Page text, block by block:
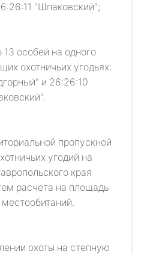
"Шпаковский";
особей на одного
охотничьих угодьях:
и 26:26:10
пропускной
угодий на
края
расчета на площадь
охоты на степную